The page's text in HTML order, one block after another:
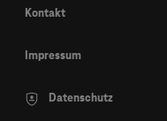
Kontakt
Impressum
Datenschutz